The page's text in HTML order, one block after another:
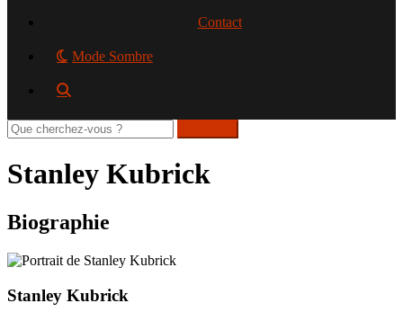
Contact
Mode Sombre
Rechercher
sur
site
Stanley Kubrick
Biographie
Stanley Kubrick